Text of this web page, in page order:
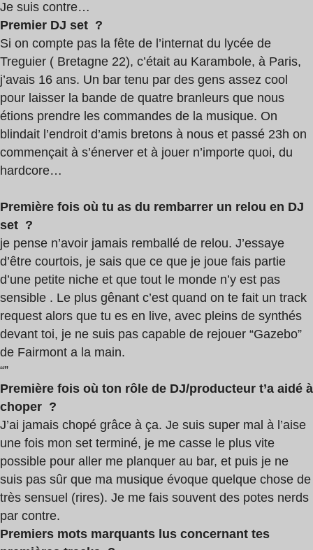
Je suis contre…
Premier DJ set ?
Si on compte pas la fête de l’internat du lycée de
Treguier ( Bretagne 22), c’était au Karambole, à Paris,
j’avais 16 ans. Un bar tenu par des gens assez cool
pour laisser la bande de quatre branleurs que nous
étions prendre les commandes de la musique. On
blindait l’endroit d’amis bretons à nous et passé 23h on
commençait à s’énerver et à jouer n’importe quoi, du
hardcore…
Première fois où tu as du rembarrer un relou en DJ
set ?
je pense n’avoir jamais remballé de relou. J’essaye
d’être courtois, je sais que ce que je joue fais partie
d’une petite niche et que tout le monde n’y est pas
sensible . Le plus gênant c’est quand on te fait un track
request alors que tu es en live, avec pleins de synthés
devant toi, je ne suis pas capable de rejouer “Gazebo”
de Fairmont a la main.
“”
Première fois où ton rôle de DJ/producteur t’a aidé à
choper ?
J’ai jamais chopé grâce à ça. Je suis super mal à l’aise
une fois mon set terminé, je me casse le plus vite
possible pour aller me planquer au bar, et puis je ne
suis pas sûr que ma musique évoque quelque chose de
très sensuel (rires). Je me fais souvent des potes nerds
par contre.
Premiers mots marquants lus concernant tes